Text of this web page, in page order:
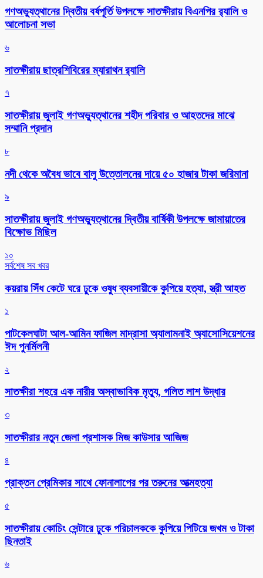
গণঅভ্যুত্থানের দ্বিতীয় বর্ষপূর্তি উপলক্ষে সাতক্ষীরায় বিএনপির র‌্যালি ও
আলোচনা সভা
৬
সাতক্ষীরায় ছাত্রশিবিরের ম্যারাথন র‌্যালি
৭
সাতক্ষীরায় জুলাই গণঅভ্যুত্থানের শহীদ পরিবার ও আহতদের মাঝে
সম্মানি প্রদান
৮
নদী থেকে অবৈধ ভাবে বালু উত্তোলনের দায়ে ৫০ হাজার টাকা জরিমানা
৯
সাতক্ষীরায় জুলাই গণঅভ্যুত্থানের দ্বিতীয় বার্ষিকী উপলক্ষে জামায়াতের
বিক্ষোভ মিছিল
১০
সর্বশেষ সব খবর
কয়রায় সিঁধ কেটে ঘরে ঢুকে ওষুধ ব্যবসায়ীকে কুপিয়ে হত্যা, স্ত্রী আহত
১
পাটকেলঘাটা আল-আমিন ফাজিল মাদ্রাসা অ্যালামনাই অ্যাসোসিয়েশনের
ঈদ পুনর্মিলনী
২
সাতক্ষীরা শহরে এক নারীর অস্বাভাবিক মৃত্যু, গলিত লাশ উদ্ধার
৩
সাতক্ষীরার নতুন জেলা প্রশাসক মিজ কাউসার আজিজ
৪
প্রাক্তন প্রেমিকার সাথে ফোনালাপের পর তরুনের আত্মহত্যা
৫
সাতক্ষীরায় কোচিং সেন্টারে ঢুকে পরিচালককে কুপিয়ে পিটিয়ে জখম ও টাকা
ছিনতাই
৬